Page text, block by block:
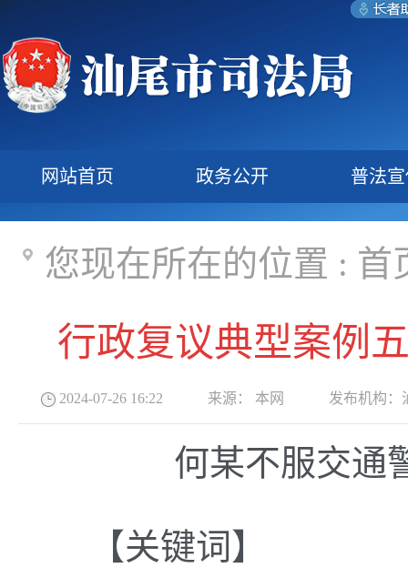
网站首页 政务公开 普法
您现在所在的位置 : 首
行政复议典型案例
2024-07-26 16:22 来源： 本网 发布机构：
何某不服交通
【关键词】